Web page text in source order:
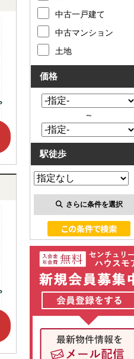
中古一戸建て
中古マンション
土地
価格
～
駅徒歩
さらに条件を選択